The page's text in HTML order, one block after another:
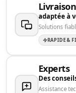
Livraison
adaptée à
Solutions
RAPIDE &
Experts
Des
Assistance